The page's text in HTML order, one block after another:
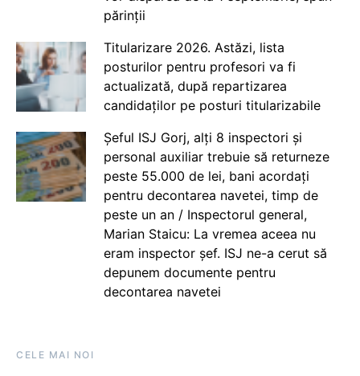
părinții
Titularizare 2026. Astăzi, lista
posturilor pentru profesori va fi
actualizată, după repartizarea
candidaților pe posturi titularizabile
Șeful ISJ Gorj, alți 8 inspectori și
personal auxiliar trebuie să returneze
peste 55.000 de lei, bani acordați
pentru decontarea navetei, timp de
peste un an / Inspectorul general,
Marian Staicu: La vremea aceea nu
eram inspector șef. ISJ ne-a cerut să
depunem documente pentru
decontarea navetei
CELE MAI NOI